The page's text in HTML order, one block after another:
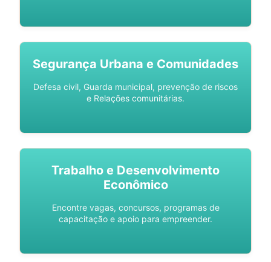
Segurança Urbana e Comunidades
Defesa civil, Guarda municipal, prevenção de riscos
e Relações comunitárias.
Trabalho e Desenvolvimento
Econômico
Encontre vagas, concursos, programas de
capacitação e apoio para empreender.